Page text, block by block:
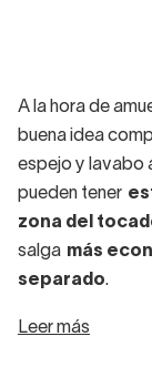
A la hora de
buena idea
espejo y lavabo
pueden tener
zona del
salga más
separado.
Leer más